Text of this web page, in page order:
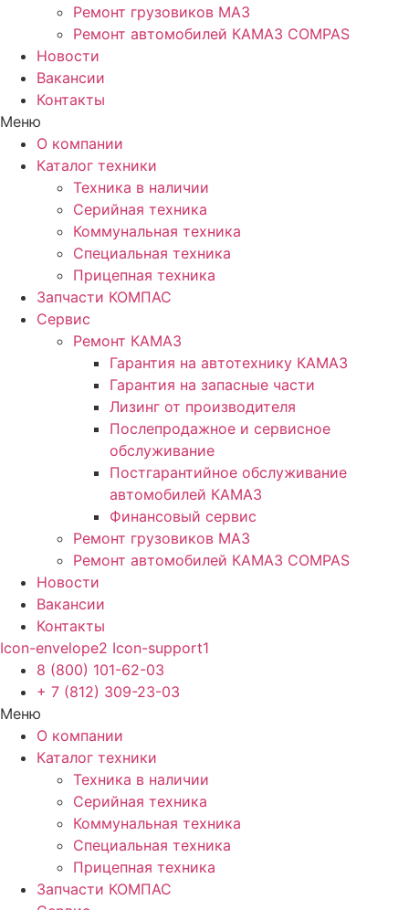
Ремонт грузовиков МАЗ
Ремонт автомобилей КАМАЗ COMPAS
Новости
Вакансии
Контакты
Меню
О компании
Каталог техники
Техника в наличии
Серийная техника
Коммунальная техника
Специальная техника
Прицепная техника
Запчасти КОМПАС
Сервис
Ремонт КАМАЗ
Гарантия на автотехнику КАМАЗ
Гарантия на запасные части
Лизинг от производителя
Послепродажное и сервисное
обслуживание
Постгарантийное обслуживание
автомобилей КАМАЗ
Финансовый сервис
Ремонт грузовиков МАЗ
Ремонт автомобилей КАМАЗ COMPAS
Новости
Вакансии
Контакты
Icon-envelope2 Icon-support1
8 (800) 101-62-03
+ 7 (812) 309-23-03
Меню
О компании
Каталог техники
Техника в наличии
Серийная техника
Коммунальная техника
Специальная техника
Прицепная техника
Запчасти КОМПАС